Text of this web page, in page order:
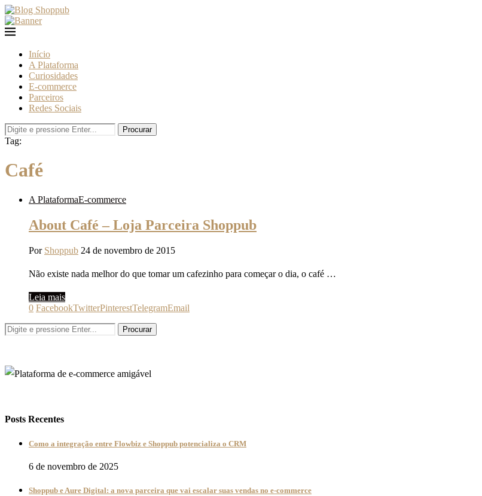
Início
A Plataforma
Curiosidades
E-commerce
Parceiros
Redes Sociais
Procurar
Tag:
Café
A PlataformaE-commerce
About Café – Loja Parceira Shoppub
Por Shoppub 24 de novembro de 2015
Não existe nada melhor do que tomar um cafezinho para começar o dia, o café …
Leia mais
0 FacebookTwitterPinterestTelegramEmail
Posts Recentes
Como a integração entre Flowbiz e Shoppub potencializa o CRM
6 de novembro de 2025
Shoppub e Aure Digital: a nova parceira que vai escalar suas vendas no e-commerce